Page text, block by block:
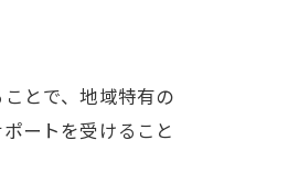
とで、地域特有の
ートを受けること